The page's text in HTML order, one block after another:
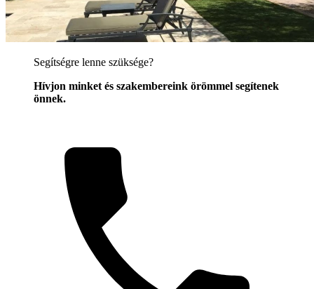
Segítségre lenne szüksége?
Hívjon minket és szakembereink örömmel segítenek
önnek.